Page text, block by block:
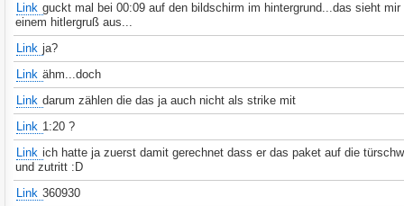
Link guckt mal bei 00:09 auf den bildschirm im hintergrund...das sieht mir
einem hitlergruß aus...
Link ja?
Link ähm...doch
Link darum zählen die das ja auch nicht als strike mit
Link 1:20 ?
Link ich hatte ja zuerst damit gerechnet dass er das paket auf die
und zutritt :D
Link 360930